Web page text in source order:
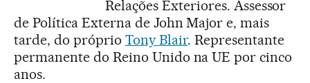
Relações Exteriores. Assessor
de Política Externa de John Major e, mais
tarde, do próprio Tony Blair. Representante
permanente do Reino Unido na UE por cinco
anos.